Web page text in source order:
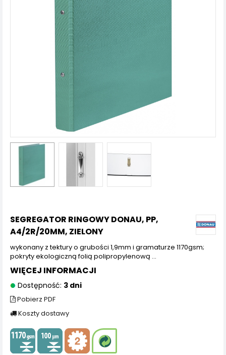
SEGREGATOR RINGOWY DONAU, PP,
A4/2R/20MM, ZIELONY
wykonany z tektury o grubości 1,9mm i gramaturze 1170gsm;
pokryty ekologiczną folią polipropylenową ...
WIĘCEJ INFORMACJI
Dostępność: 3 dni
Pobierz PDF
Koszty dostawy